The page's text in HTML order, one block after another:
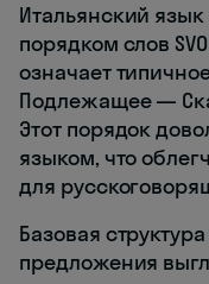
Итальянский
порядком слов
означает
Подлежащее —
Этот порядок
языком, что
для
Базовая
предложения